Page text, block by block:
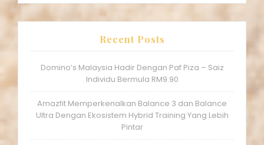
Recent Posts
Domino’s Malaysia Hadir Dengan Paf Piza – Saiz
Individu Bermula RM9.90
Amazfit Memperkenalkan Balance 3 dan Balance
Ultra Dengan Ekosistem Hybrid Training Yang Lebih
Pintar